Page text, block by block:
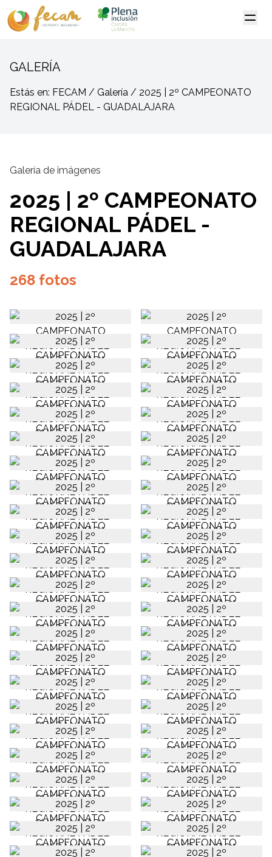
GALERÍA
Estás en: FECAM / Galería / 2025 | 2º CAMPEONATO
REGIONAL PÁDEL - GUADALAJARA
Galería de imágenes
2025 | 2º CAMPEONATO
REGIONAL PÁDEL -
GUADALAJARA
268 fotos